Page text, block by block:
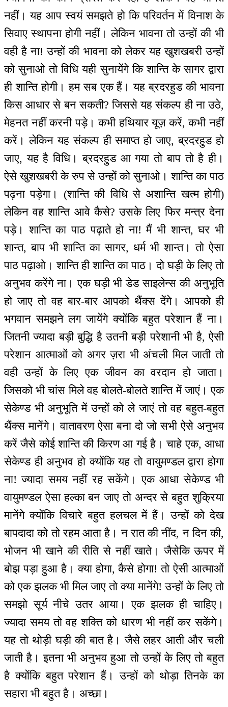
नहीं। यह आप स्वयं समझते हो कि परिवर्तन में विनाश के
सिवाए स्थापना होगी नहीं। लेकिन भावना तो उन्हों की भी
वही है ना! उन्हों की भावना को लेकर यह खुशखबरी उन्हों
को सुनाओ तो विधि यही सुनायेंगे कि शान्ति के सागर द्वारा
ही शान्ति होगी। हम सब एक हैं। यह ब्रदरहुड की भावना
किस आधार से बन सकती? जिससे यह संकल्प ही ना उठे,
मेहनत नहीं करनी पड़े। कभी हथियार यूज़ करें, कभी नहीं
करें। लेकिन यह संकल्प ही समाप्त हो जाए, ब्रदरहुड हो
जाए, यह है विधि। ब्रदरहुड आ गया तो बाप तो है ही।
ऐसे खुशखबरी के रुप से उन्हों को सुनाओ। शान्ति का पाठ
पढ़ना पड़ेगा। (शान्ति की विधि से अशान्ति खत्म होगी)
लेकिन वह शान्ति आवे कैसे? उसके लिए फिर मन्‍त्र देना
पड़े। शान्ति का पाठ पढ़ाते हो ना! मैं भी शान्त, घर भी
शान्त, बाप भी शान्ति का सागर, धर्म भी शान्त। तो ऐसा
पाठ पढ़ाओ। शान्ति ही शान्ति का पाठ। दो घड़ी के लिए तो
अनुभव करेंगे ना। एक घड़ी भी डेड साइलेन्स की अनुभूति
हो जाए तो वह बार-बार आपको थैंक्स देंगे। आपको ही
भगवान समझने लग जायेंगे क्योंकि बहुत परेशान हैं ना।
जितनी ज्यादा बड़ी बुद्धि है उतनी बड़ी परेशानी भी है, ऐसी
परेशान आत्माओं को अगर ज़रा भी अंचली मिल जाती तो
वही उन्हों के लिए एक जीवन का वरदान हो जाता।
जिसको भी चांस मिले वह बोलते-बोलते शान्ति में जाएं। एक
सेकेण्ड भी अनुभूति में उन्हों को ले जाएं तो वह बहुत-बहुत
थैंक्स मानेंगे। वातावरण ऐसा बना दो जो सभी ऐसे अनुभव
करें जैसे कोई शान्ति की किरण आ गई है। चाहे एक, आधा
सेकेण्ड ही अनुभव हो क्योंकि यह तो वायुमण्डल द्वारा होगा
ना! ज्यादा समय नहीं रह सकेंगे। एक आधा सेकेण्ड भी
वायुमण्डल ऐसा हल्का बन जाए तो अन्दर से बहुत शुक्रिया
मानेंगे क्योंकि विचारे बहुत हलचल में हैं। उन्हों को देख
बापदादा को तो रहम आता है। न रात की नींद, न दिन की,
भोजन भी खाने की रीति से नहीं खाते। जैसेकि ऊपर में
बोझ पड़ा हुआ है। क्या होगा, कैसे होगा! तो ऐसी आत्माओं
को एक झलक भी मिल जाए तो क्या मानेंगे! उन्हों के लिए तो
समझो सूर्य नीचे उतर आया। एक झलक ही चाहिए।
ज्यादा समय तो वह शक्ति को धारण भी नहीं कर सकेंगे।
यह तो थोड़ी घड़ी की बात है। जैसे लहर आती और चली
जाती है। इतना भी अनुभव हुआ तो उन्हों के लिए तो बहुत
है क्योंकि बहुत परेशान हैं। उन्हों को थोड़ा तिनके का
सहारा भी बहुत है। अच्छा।